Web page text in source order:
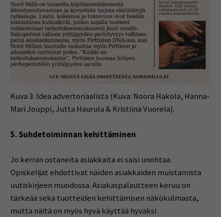
Kuva 3. Idea advertoriaalista (Kuva: Noora Hakola, Hanna-
Mari Jouppi, Jutta Haurula & Kristiina Vuorela).
5. Suhdetoiminnan kehittäminen
Jo kerran ostaneita asiakkaita ei saisi unohtaa.
Opiskelijat ehdottivat näiden asiakkaiden muistamista
uutiskirjeen muodossa. Asiakaspalautteen keruu on
tärkeää sekä tuotteiden kehittämisen näkökulmasta,
mutta näitä on myös hyvä käyttää hyväksi